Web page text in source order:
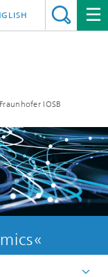
IOSB